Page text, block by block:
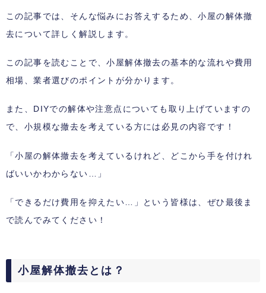
この記事では、そんな悩みにお答えするため、小屋の解体撤
去について詳しく解説します。
この記事を読むことで、小屋解体撤去の基本的な流れや費用
相場、業者選びのポイントが分かります。
また、DIYでの解体や注意点についても取り上げていますの
で、小規模な撤去を考えている方には必見の内容です！
「小屋の解体撤去を考えているけれど、どこから手を付けれ
ばいいかわからない…」
「できるだけ費用を抑えたい…」という皆様は、ぜひ最後ま
で読んでみてください！
小屋解体撤去とは？